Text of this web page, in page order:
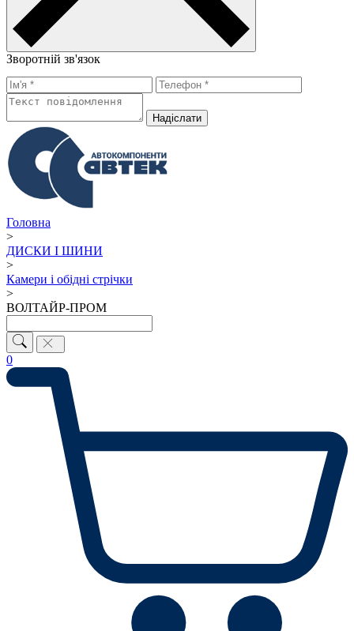
Зворотній зв'язок
Надiслати
Головна
>
ДИСКИ І ШИНИ
>
Камери і обідні стрічки
>
ВОЛТАЙР-ПРОМ
0